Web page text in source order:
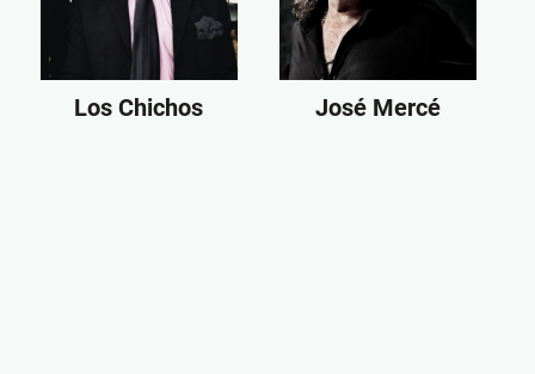
Los Chichos José Mercé